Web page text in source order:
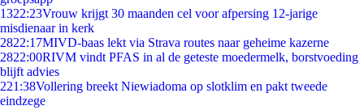
1322:23Vrouw krijgt 30 maanden cel voor afpersing 12-jarige
misdienaar in kerk
2822:17MIVD-baas lekt via Strava routes naar geheime kazerne
2822:00RIVM vindt PFAS in al de geteste moedermelk, borstvoeding
blijft advies
221:38Vollering breekt Niewiadoma op slotklim en pakt tweede
eindzege